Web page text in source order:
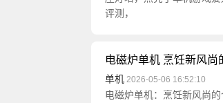
评测，
电磁炉单机 烹饪新风尚
单机 2026-05-06 16:52:10
电磁炉单机：烹饪新风尚